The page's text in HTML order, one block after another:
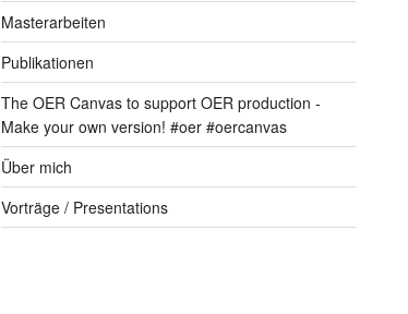
Masterarbeiten
Publikationen
The OER Canvas to support OER production -
Make your own version! #oer #oercanvas
Über mich
Vorträge / Presentations